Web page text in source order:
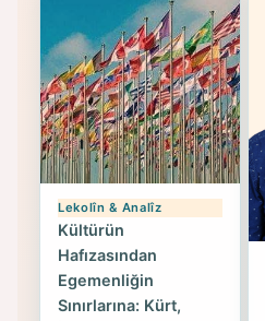
Lekolîn & Analîz
Kültürün
Hafızasından
Egemenliğin
Sınırlarına: Kürt,